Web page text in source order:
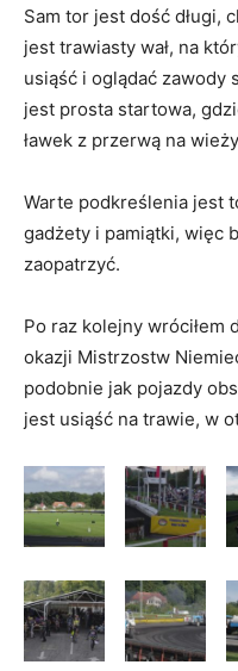
Sam tor jest dość długi,
jest trawiasty wał, na
usiąść i oglądać zawody
jest prosta startowa,
ławek z przerwą na
Warte podkreślenia jest
gadżety i pamiątki, więc
zaopatrzyć.
Po raz kolejny wróciłem
okazji Mistrzostw
podobnie jak pojazdy
jest usiąść na trawie, w